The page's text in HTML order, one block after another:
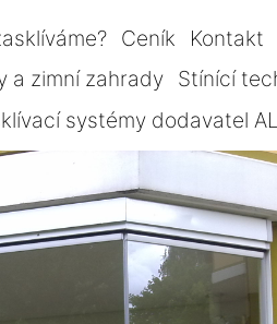
Ceník
Kontakt
a zimní zahrady Stínící
systémy dodavatel